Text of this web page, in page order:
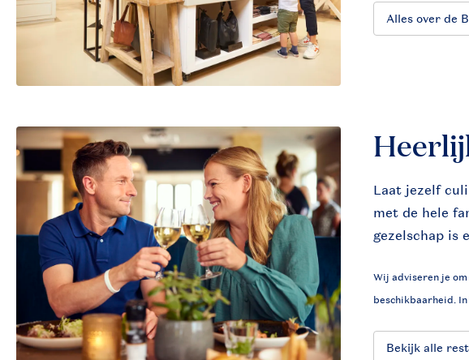
Alles over de
Laat jezelf
met de hele
gezelschap is
Wij adviseren je
beschikbaarheid.
Bekijk alle